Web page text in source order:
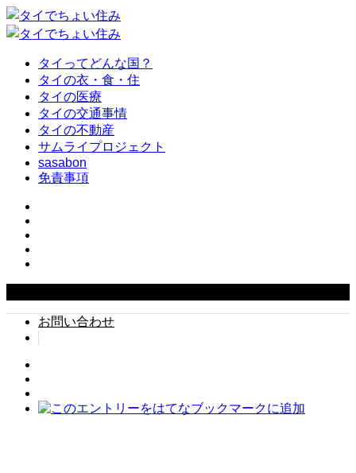
タイってどんな国？
タイの衣・食・住
タイの医療
タイの交通事情
タイの不動産
サムライプロジェクト
sasabon
免責事項
お問い合わせ